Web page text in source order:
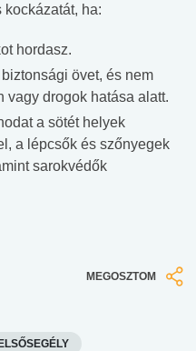
ha:
hordasz.
övet, és nem
vagy drogok hatása alatt.
a sötét helyek
a lépcsők és szőnyegek
sarokvédők
MEGOSZTOM